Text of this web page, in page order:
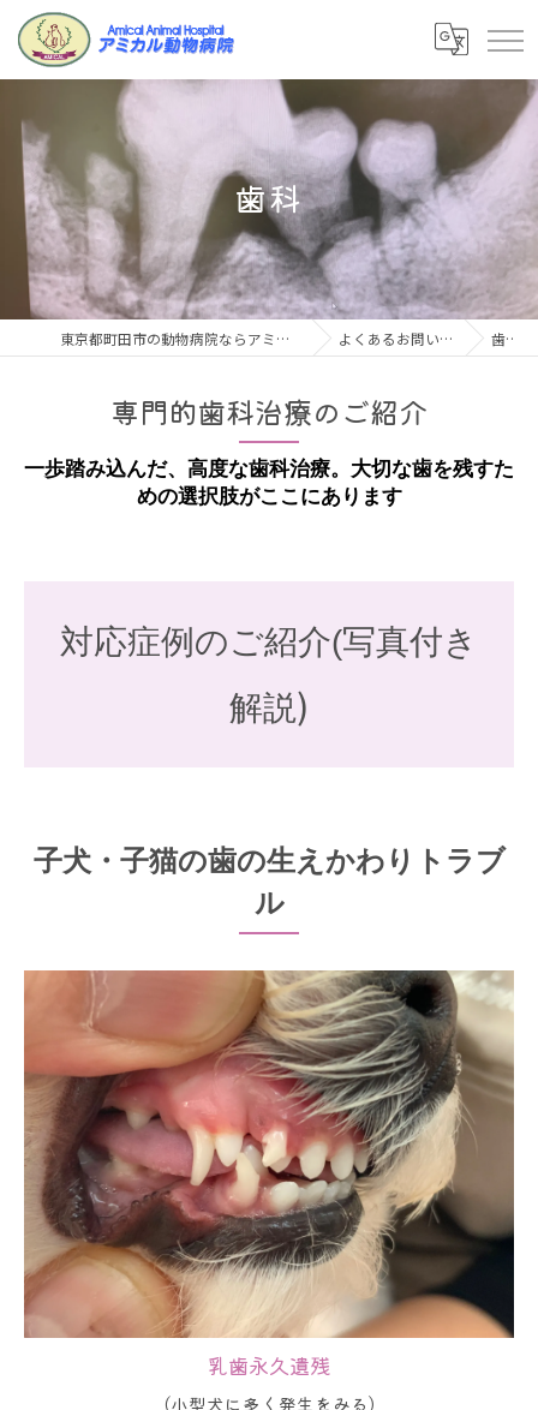
歯科
東京都町田市の動物病院ならアミカル動物病院 よくあるお問い合わせ 歯科
専門的歯科治療のご紹介
一歩踏み込んだ、高度な歯科治療。大切な歯を残すた
めの選択肢がここにあります
対応症例のご紹介(写真付き
解説)
子犬・子猫の歯の生えかわりトラブ
ル
乳歯永久遺残
(小型犬に多く発生をみる)